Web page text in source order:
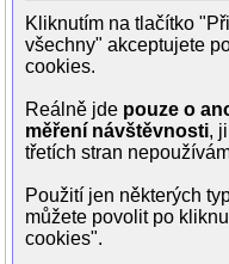
Beth Reinglass (Office
Monica Ekblad (Second
Patti Tippo (Party Girl)
Anne Lockhart (Murder
Ron Preston (Orderly)
Kyle J. Wood (Med.
Mohli jste vidět v TV
Kliknutím na tlačítko
všechny" akceptujete
cookies.
Reálně jde pouze o
měření návštěvnosti,
třetích stran
Použití jen některých
můžete povolit po
cookies".